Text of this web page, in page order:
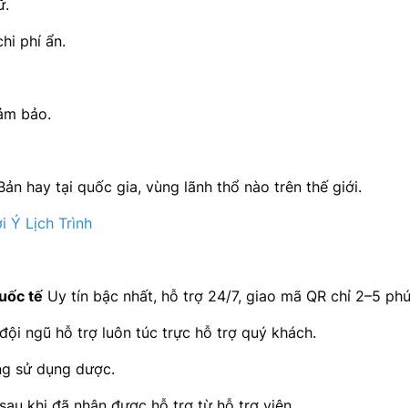
phí ẩn.
bảo.
hay tại quốc gia, vùng lãnh thổ nào trên thế giới.
Ý Lịch Trình
tế Uy tín bậc nhất, hỗ trợ 24/7, giao mã QR chỉ 2–5
ngũ hỗ trợ luôn túc trực hỗ trợ quý khách.
sử dụng dược.